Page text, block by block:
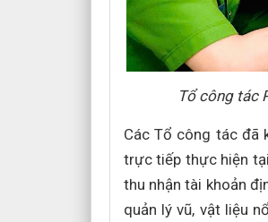
Tổ công tác
Các Tổ công tác đã
trực tiếp thực hiện
thu nhận tài khoản
quản lý vũ, vật liệu